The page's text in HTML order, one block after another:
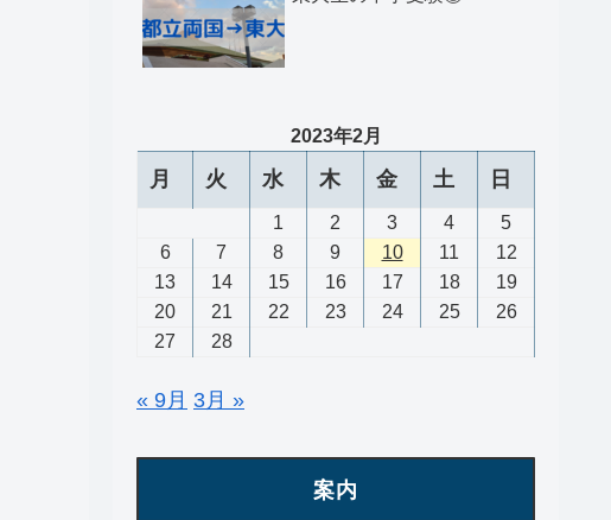
2023年2月
月 火 水 木 金 土 日
1 2 3 4
5
6
7 8 9 10 11
12
13
14 15 16 17 18
19
20
21 22 23 24 25
26
27
28
« 9月 3月 »
案内